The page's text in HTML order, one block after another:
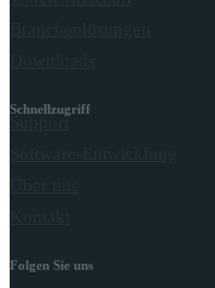
Schnellzugriff
Support
Folgen Sie uns